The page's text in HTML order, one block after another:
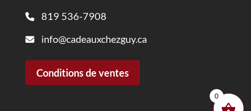
819 536-7908
info@cadeauxchezguy.ca
Conditions de ventes
0